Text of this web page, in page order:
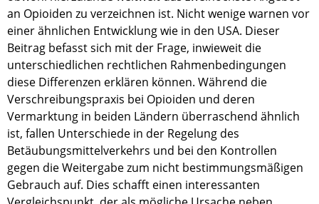
an Opioiden zu verzeichnen ist. Nicht wenige warnen vor
einer ähnlichen Entwicklung wie in den USA. Dieser
Beitrag befasst sich mit der Frage, inwieweit die
unterschiedlichen rechtlichen Rahmenbedingungen
diese Differenzen erklären können. Während die
Verschreibungspraxis bei Opioiden und deren
Vermarktung in beiden Ländern überraschend ähnlich
ist, fallen Unterschiede in der Regelung des
Betäubungsmittelverkehrs und bei den Kontrollen
gegen die Weitergabe zum nicht bestimmungsmäßigen
Gebrauch auf. Dies schafft einen interessanten